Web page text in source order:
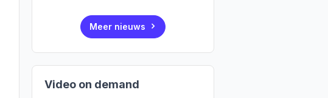
Meer nieuws
Video on demand